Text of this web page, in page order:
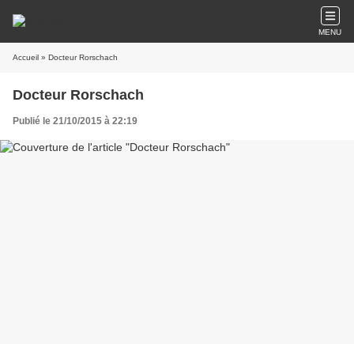
MENU
Accueil » Docteur Rorschach
Docteur Rorschach
Publié le 21/10/2015 à 22:19